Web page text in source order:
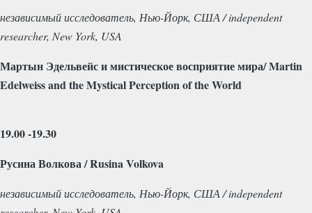
независимыйисследователь, Нью-Йорк, США/ independent
researcher, New York, USA
Мартын Эдельвейсимистическоевосприятиемира/ Martin
Edelweiss and the Mystical Perception of the World
19.00 -19.30
РусинаВолкова/ Rusina Volkova
независимыйисследователь, Нью-Йорк, США/ independent